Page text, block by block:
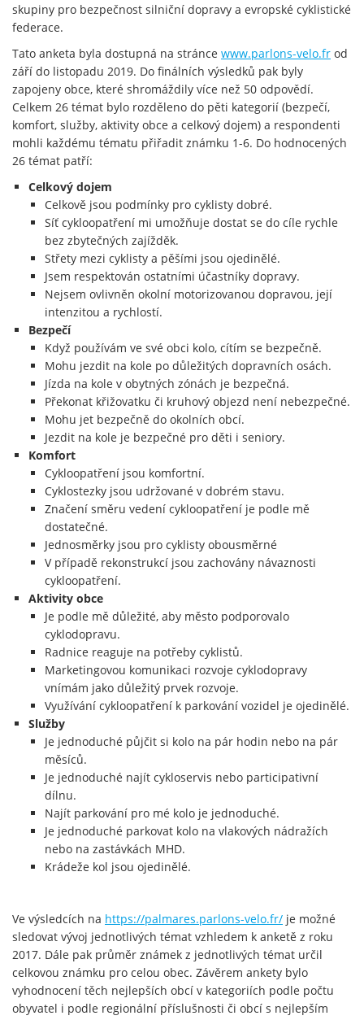
skupiny pro bezpečnost silniční dopravy a evropské cyklistické
federace.
Tato anketa byla dostupná na stránce www.parlons-velo.fr od
září do listopadu 2019. Do finálních výsledků pak byly
zapojeny obce, které shromáždily více než 50 odpovědí.
Celkem 26 témat bylo rozděleno do pěti kategorií (bezpečí,
komfort, služby, aktivity obce a celkový dojem) a respondenti
mohli každému tématu přiřadit známku 1-6. Do hodnocených
26 témat patří:
Celkový dojem
Celkově jsou podmínky pro cyklisty dobré.
Síť cykloopatření mi umožňuje dostat se do cíle rychle
bez zbytečných zajížděk.
Střety mezi cyklisty a pěšími jsou ojedinělé.
Jsem respektován ostatními účastníky dopravy.
Nejsem ovlivněn okolní motorizovanou dopravou, její
intenzitou a rychlostí.
Bezpečí
Když používám ve své obci kolo, cítím se bezpečně.
Mohu jezdit na kole po důležitých dopravních osách.
Jízda na kole v obytných zónách je bezpečná.
Překonat křižovatku či kruhový objezd není nebezpečné.
Mohu jet bezpečně do okolních obcí.
Jezdit na kole je bezpečné pro děti i seniory.
Komfort
Cykloopatření jsou komfortní.
Cyklostezky jsou udržované v dobrém stavu.
Značení směru vedení cykloopatření je podle mě
dostatečné.
Jednosměrky jsou pro cyklisty obousměrné
V případě rekonstrukcí jsou zachovány návaznosti
cykloopatření.
Aktivity obce
Je podle mě důležité, aby město podporovalo
cyklodopravu.
Radnice reaguje na potřeby cyklistů.
Marketingovou komunikaci rozvoje cyklodopravy
vnímám jako důležitý prvek rozvoje.
Využívání cykloopatření k parkování vozidel je ojedinělé.
Služby
Je jednoduché půjčit si kolo na pár hodin nebo na pár
měsíců.
Je jednoduché najít cykloservis nebo participativní
dílnu.
Najít parkování pro mé kolo je jednoduché.
Je jednoduché parkovat kolo na vlakových nádražích
nebo na zastávkách MHD.
Krádeže kol jsou ojedinělé.
Ve výsledcích na https://palmares.parlons-velo.fr/ je možné
sledovat vývoj jednotlivých témat vzhledem k anketě z roku
2017. Dále pak průměr známek z jednotlivých témat určil
celkovou známku pro celou obec. Závěrem ankety bylo
vyhodnocení těch nejlepších obcí v kategoriích podle počtu
obyvatel i podle regionální příslušnosti či obcí s nejlepším